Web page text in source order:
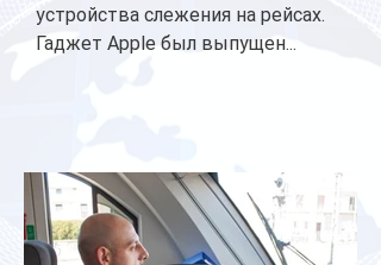
устройства слежения на рейсах.
Гаджет Apple был выпущен...